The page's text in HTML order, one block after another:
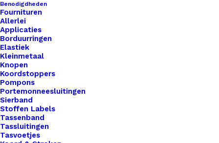
Benodigdheden
Fournituren
Allerlei
Applicaties
Borduurringen
Elastiek
Kleinmetaal
Knopen
Koordstoppers
Pompons
Portemonneesluitingen
Sierband
Stoffen Labels
Tassenband
Tassluitingen
Tasvoetjes